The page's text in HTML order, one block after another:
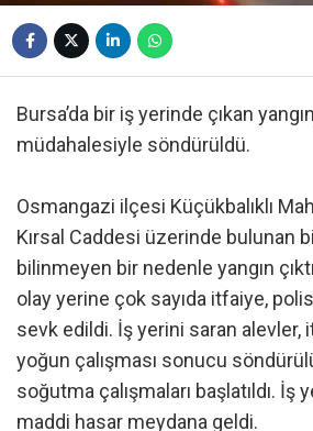
Bursa’da bir iş yerinde çıkan
müdahalesiyle söndürüldü.
Osmangazi ilçesi Küçükbalıklı
Kırsal Caddesi üzerinde bulunan
bilinmeyen bir nedenle yangın
olay yerine çok sayıda itfaiye,
sevk edildi. İş yerini saran alevler,
yoğun çalışması sonucu
soğutma çalışmaları başlatıldı. İş
maddi hasar meydana geldi.